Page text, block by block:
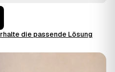
die passende Lösung